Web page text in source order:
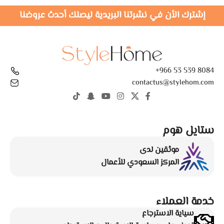
إشترك الأن في نشرتنا البريدية ليصلك أحدث عروضنا
ستايل هوم
موثقين لدى
المركز السعودي للأعمال
خدمة العملاء
سياية الاسترجاع
8084 539 53 966+
contactus@stylehom.com